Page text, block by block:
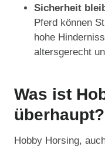
Sicherheit
Pferd können
hohe
altersgerecht
Was ist
überhaupt?
Hobby Horsing,